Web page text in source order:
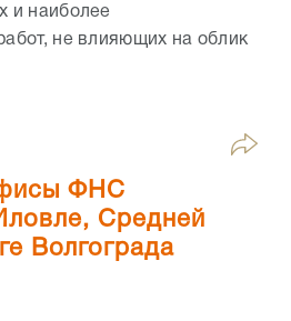
и наиболее
не влияющих на облик
ФНС
Средней
Волгограда